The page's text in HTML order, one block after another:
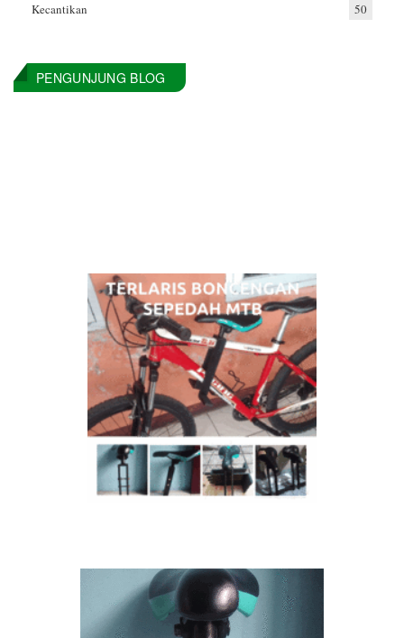
Kecantikan 50
PENGUNJUNG BLOG